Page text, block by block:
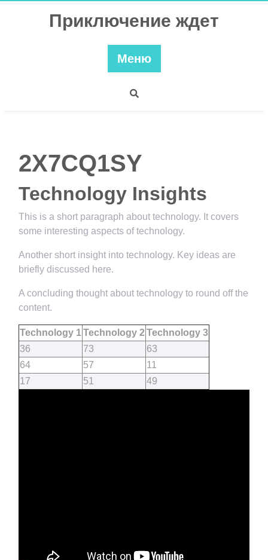
Приключение ждет
Меню
2X7CQ1SY
Technology Insights
This is a short paragraph about technology. It covers
some interesting aspects of technology.
Another short insight into technology. Key ideas are
briefly discussed here.
A concluding thought about technology to round off the
content.
Technology 1Technology 2 Technology 3
36
73
63
64
57
11
17
51 49